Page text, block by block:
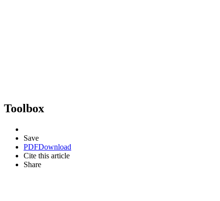
Toolbox
Save
PDFDownload
Cite this article
Share